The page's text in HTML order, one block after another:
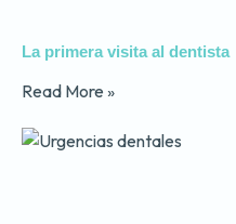
La primera visita al dentista
Read More »